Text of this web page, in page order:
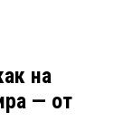
на
— от